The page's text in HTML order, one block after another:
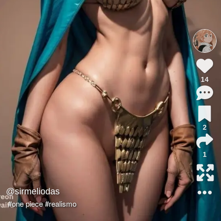
@sirmeliodas
#one piece#realismo
14
2
1